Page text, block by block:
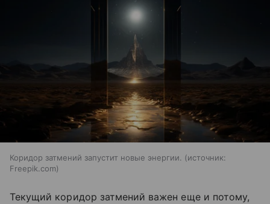
Коридор затмений запустит новые энергии.
источник:
Freepik.com
Текущий коридор затмений важен еще и потому,